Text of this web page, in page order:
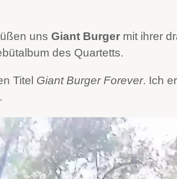
uns Giant Burger mit ihrer
des Quartetts.
Titel Giant Burger Forever. Ich